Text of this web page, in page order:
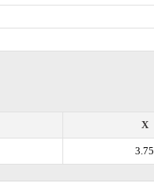
X
3.75